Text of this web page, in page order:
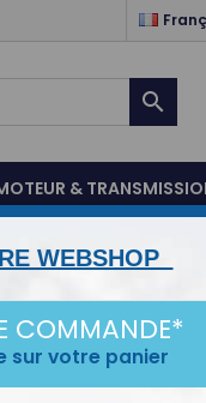

&
Prix réduit
WEBSHOP
COMMANDE*
sur votre panier